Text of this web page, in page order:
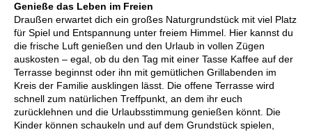
Genieße das Leben im Freien
Draußen erwartet dich ein großes Naturgrundstück mit viel Platz
für Spiel und Entspannung unter freiem Himmel. Hier kannst du
die frische Luft genießen und den Urlaub in vollen Zügen
auskosten – egal, ob du den Tag mit einer Tasse Kaffee auf der
Terrasse beginnst oder ihn mit gemütlichen Grillabenden im
Kreis der Familie ausklingen lässt. Die offene Terrasse wird
schnell zum natürlichen Treffpunkt, an dem ihr euch
zurücklehnen und die Urlaubsstimmung genießen könnt. Die
Kinder können schaukeln und auf dem Grundstück spielen,